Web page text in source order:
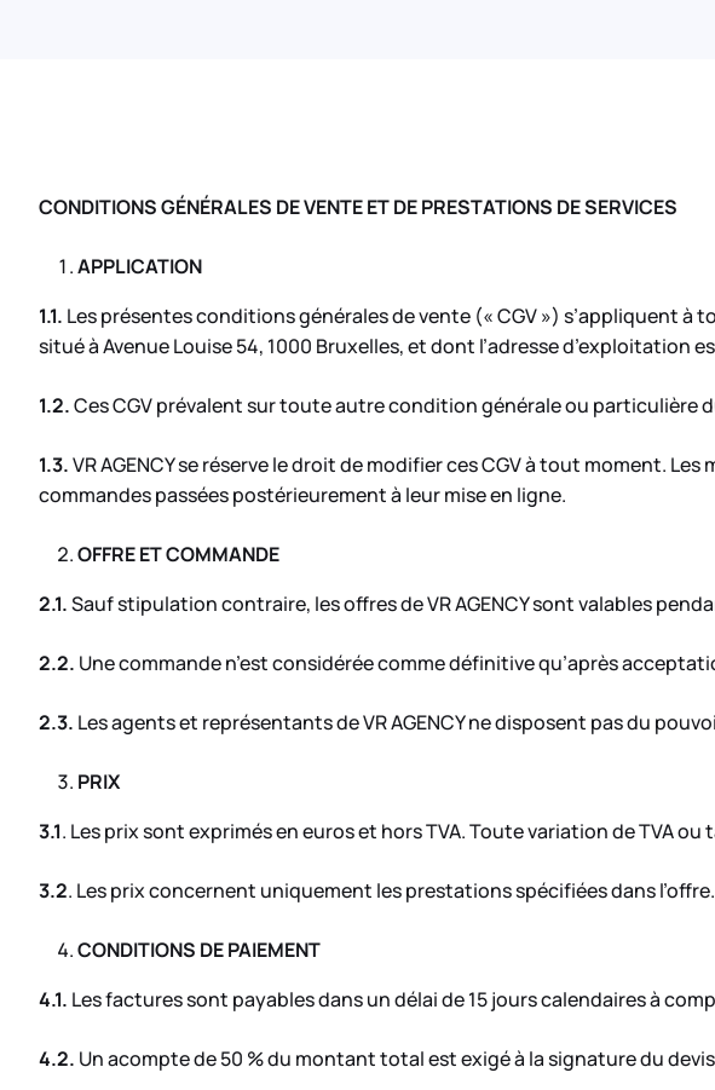
CONDITIONS GÉNÉRALES DE VENTE ET DE PRESTATIONS DE SERVICES
APPLICATION
1.1. Les présentes conditions générales de vente (« CGV ») s’appliquent à
situé à Avenue Louise 54, 1000 Bruxelles, et dont l’adresse d’exploitation
1.2.Ces CGV prévalent sur toute autre condition générale ou particulière
1.3.VR AGENCY se réserve le droit de modifier ces CGV à tout moment.
commandes passées postérieurement à leur mise en ligne.
OFFRE ET COMMANDE
2.1.Sauf stipulation contraire, les offres de VR AGENCY sont valables
2.2. Une commande n’est considérée comme définitive qu’après
2.3. Les agents et représentants de VR AGENCY ne disposent pas du
PRIX
3.1. Les prix sont exprimés en euros et hors TVA. Toute variation de TVA
3.2. Les prix concernent uniquement les prestations spécifiées dans
CONDITIONS DE PAIEMENT
4.1. Les factures sont payables dans un délai de 15 jours calendaires à
4.2. Un acompte de 50 % du montant total est exigé à la signature du